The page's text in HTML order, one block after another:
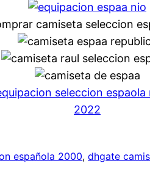
española 2000, dhgate